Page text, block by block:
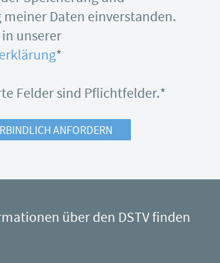
Daten einverstanden.
unserer
*
Felder sind Pflichtfelder.*
über den DSTV finden